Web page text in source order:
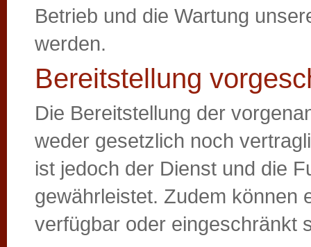
Betrieb und die Wartung
werden.
Bereitstellung
Die Bereitstellung der
weder gesetzlich noch
ist jedoch der Dienst und die
gewährleistet. Zudem können
verfügbar oder eingeschränkt